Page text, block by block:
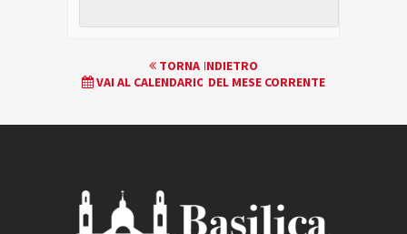
EVENTO
NAVIGATION
TORNA INDIETRO
VAI AL CALENDARIO DEL MESE CORRENTE